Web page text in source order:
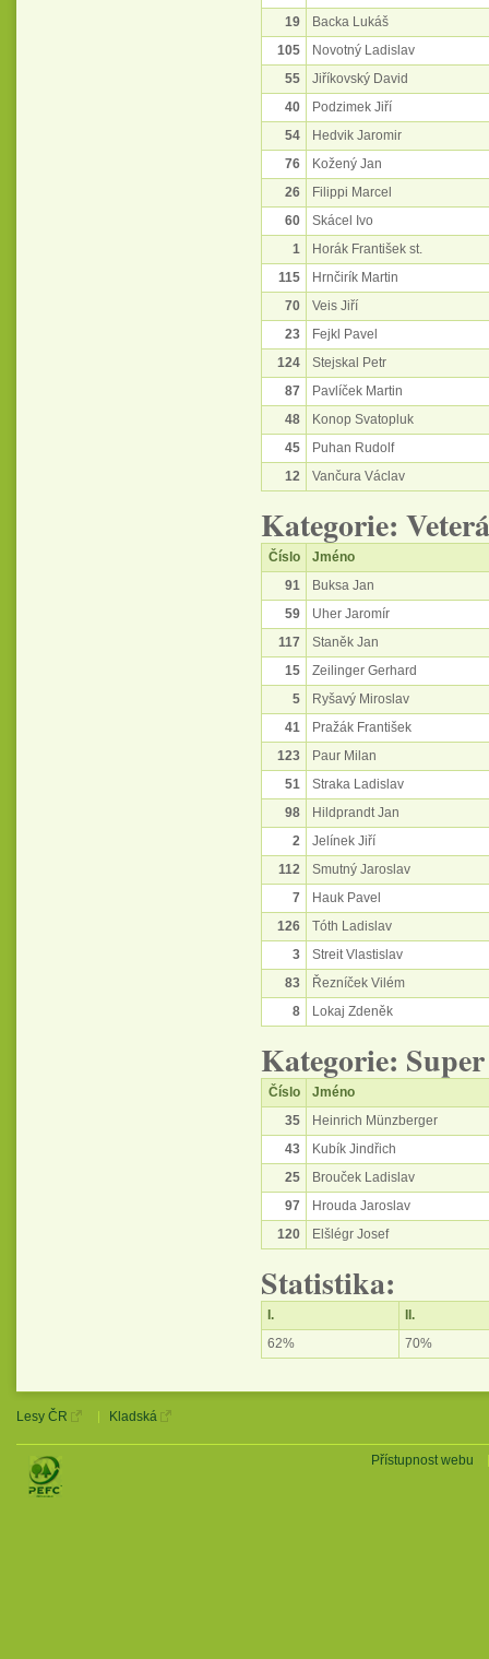
19
Backa Lukáš
105
Novotný Ladislav
55
Jiříkovský David
40
Podzimek Jiří
54
Hedvik Jaromir
76
Kožený Jan
26
Filippi Marcel
60
Skácel Ivo
1
Horák František st.
115
Hrnčirík Martin
70
Veis Jiří
23
Fejkl Pavel
124
Stejskal Petr
87
Pavlíček Martin
48
Konop Svatopluk
45
Puhan Rudolf
12
Vančura Václav
Kategorie:
Číslo
Jméno
91
Buksa Jan
59
Uher Jaromír
117
Staněk Jan
15
Zeilinger Gerhard
5
Ryšavý Miroslav
41
Pražák František
123
Paur Milan
51
Straka Ladislav
98
Hildprandt Jan
2
Jelínek Jiří
112
Smutný Jaroslav
7
Hauk Pavel
126
Tóth Ladislav
3
Streit Vlastislav
83
Řezníček Vilém
8
Lokaj Zdeněk
Kategorie:
Číslo
Jméno
35
Heinrich Münzberger
43
Kubík Jindřich
25
Brouček Ladislav
97
Hrouda Jaroslav
120
Elšlégr Josef
Statistika:
I.
II.
62%
70%
Lesy ČR Kladská
Přístupnost webu